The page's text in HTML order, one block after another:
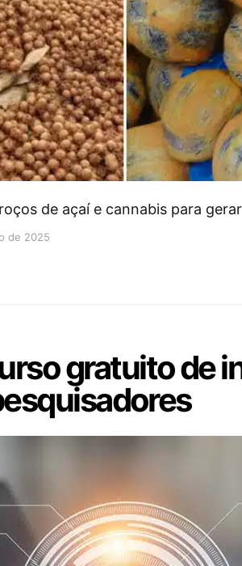
de açaí e cannabis para
de 2025
gratuito de